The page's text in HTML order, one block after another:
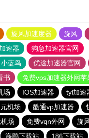
旋风加速度器 旋风
速器
狗急加速器官网
小蓝鸟 优途加速器官网
书
免费vps加速器外网苹
场 IOS加速器
tyl加速
机场 酷通vp加速器
场 免费vqn外网
旋
海鸥下载站 186下载站